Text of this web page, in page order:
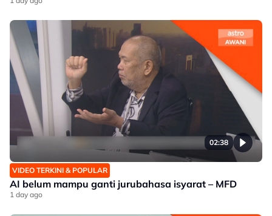
02:38
VIDEO TERKINI & POPULAR
AI belum mampu ganti jurubahasa isyarat – MFD
1 day ago